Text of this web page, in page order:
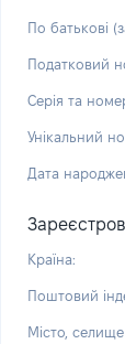
По батькові
Податковий
Серія та
Унікальний
Дата
Країна:
Поштовий
Місто,